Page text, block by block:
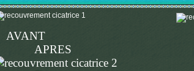
AVANT
APRES